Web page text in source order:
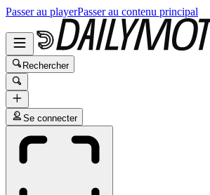
Passer au playerPasser au contenu principal
Rechercher
Se connecter